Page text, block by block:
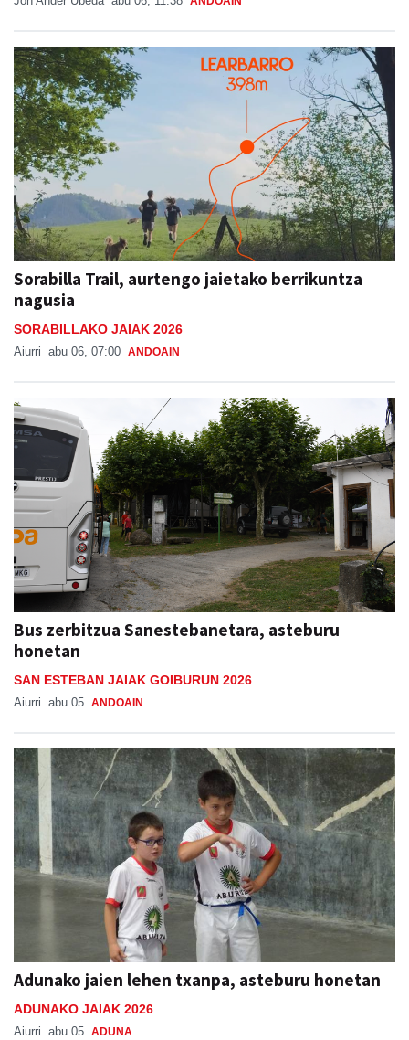
Sorabilla Trail, aurtengo jaietako berrikuntza
nagusia
SORABILLAKO JAIAK 2026
Aiurri abu 06, 07:00 ANDOAIN
Bus zerbitzua Sanestebanetara, asteburu
honetan
SAN ESTEBAN JAIAK GOIBURUN 2026
Aiurri abu 05 ANDOAIN
Adunako jaien lehen txanpa, asteburu honetan
ADUNAKO JAIAK 2026
Aiurri abu 05 ADUNA